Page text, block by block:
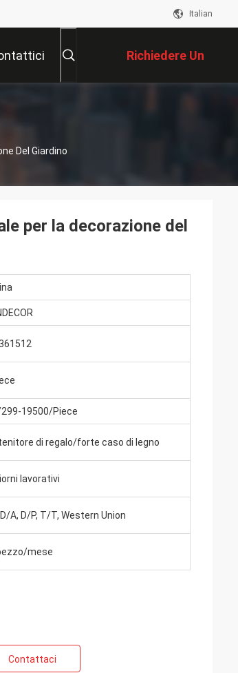
Italian
Richiedere Un
Preventivo
Del Giardino
per la decorazione del
19500/Piece
di regalo/forte caso di legno
lavorativi
A, D/P, T/T, Western Union
mese
Contattaci